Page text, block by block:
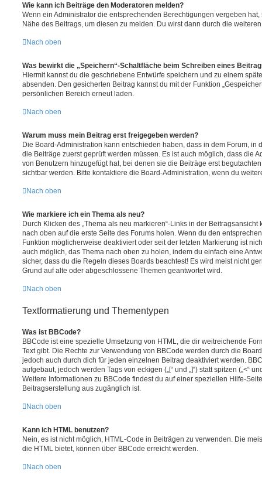
Wie kann ich Beiträge den Moderatoren melden?
Wenn ein Administrator die entsprechenden Berechtigungen vergeben
Nähe des Beitrags, um diesen zu melden. Du wirst dann durch die
Nach oben
Was bewirkt die „Speichern“-Schaltfläche beim Schreiben eines
Hiermit kannst du die geschriebene Entwürfe speichern und zu einem
absenden. Den gesicherten Beitrag kannst du mit der Funktion
persönlichen Bereich erneut laden.
Nach oben
Warum muss mein Beitrag erst freigegeben werden?
Die Board-Administration kann entschieden haben, dass in dem Forum, in
die Beiträge zuerst geprüft werden müssen. Es ist auch möglich, dass die
von Benutzern hinzugefügt hat, bei denen sie die Beiträge erst
sichtbar werden. Bitte kontaktiere die Board-Administration, wenn du
Nach oben
Wie markiere ich ein Thema als neu?
Durch Klicken des „Thema als neu markieren“-Links in der
nach oben auf die erste Seite des Forums holen. Wenn du den
Funktion möglicherweise deaktiviert oder seit der letzten Markierung ist
auch möglich, das Thema nach oben zu holen, indem du einfach eine
sicher, dass du die Regeln dieses Boards beachtest! Es wird meist nicht
Grund auf alte oder abgeschlossene Themen geantwortet wird.
Nach oben
Textformatierung und Thementypen
Was ist BBCode?
BBCode ist eine spezielle Umsetzung von HTML, die dir weitreichende
Text gibt. Die Rechte zur Verwendung von BBCode werden durch die
jedoch auch durch dich für jeden einzelnen Beitrag deaktiviert werden.
aufgebaut, jedoch werden Tags von eckigen („[“ und „]“) statt spitzen („<“
Weitere Informationen zu BBCode findest du auf einer speziellen Hilfe-
Beitragserstellung aus zugänglich ist.
Nach oben
Kann ich HTML benutzen?
Nein, es ist nicht möglich, HTML-Code in Beiträgen zu verwenden. Die
die HTML bietet, können über BBCode erreicht werden.
Nach oben